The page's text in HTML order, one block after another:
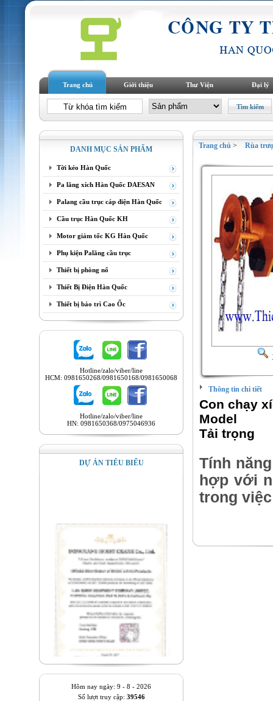
Trang chủ Giới thiệu Thư Viện Đại lý
DANH MỤC SẢN PHẨM
Tời kéo Hàn Quốc
Pa lăng xích Hàn Quốc DAESAN
Palang cầu trục cáp điện Hàn Quốc
Cầu trục Hàn Quốc KH
Motor giảm tốc KG Hàn Quốc
Phụ kiện Palăng cầu trục
Thiết bị phòng nổ
Thiết Bị Điện Hàn Quốc
Thiết bị bảo trì Cao Ốc
Hotline/zalo/viber/line
HCM: 0981650268/0981650168/0981650068
Hotline/zalo/viber/line
HN: 0981650368/0975046936
DỰ ÁN TIÊU BIỂU
Hôm nay ngày: 9 - 8 - 2026
Số lượt truy cập: 39546
Trang chủ > Rùa
Thông tin chi tiết
Con chạy
Tải
Tính
hợp với
trong